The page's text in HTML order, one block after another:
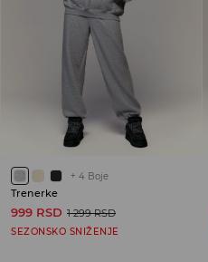
+ 4 Boje
Trenerke
999 RSD 1 299 RSD
SEZONSKO SNIŽENJE